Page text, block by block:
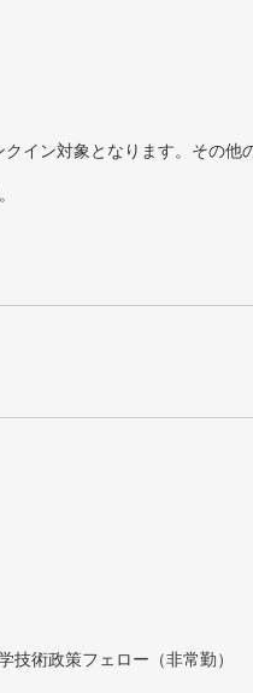
イン対象となります。その他
術政策フェロー（非常勤）